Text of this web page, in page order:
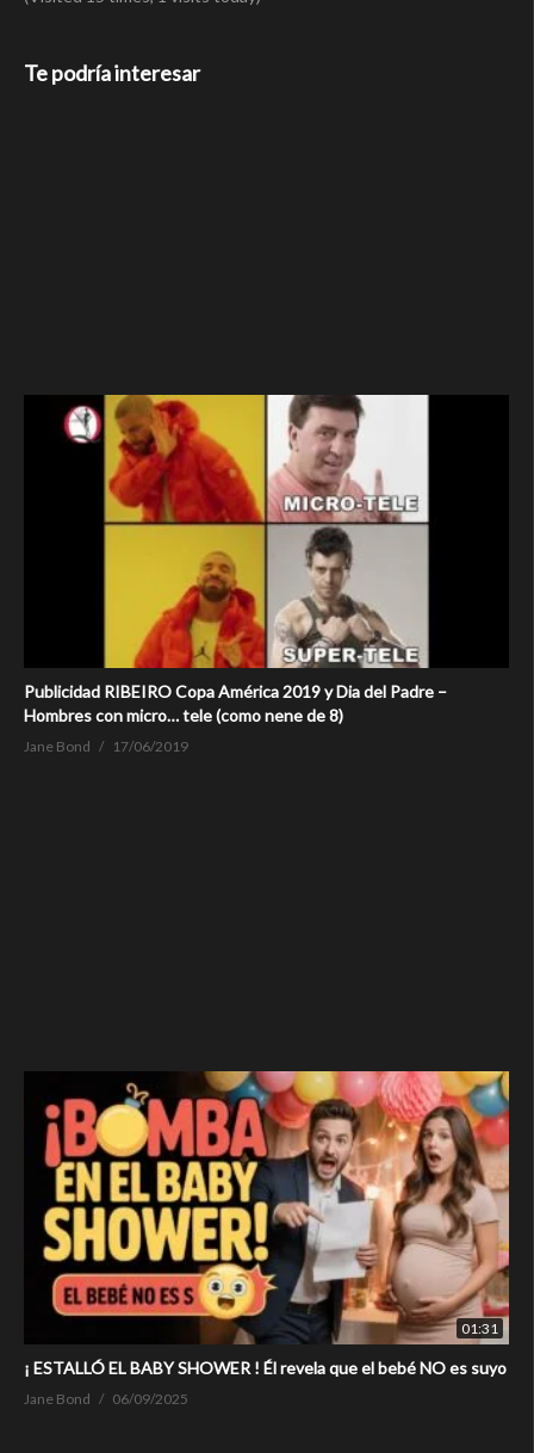
Te podría interesar
Publicidad RIBEIRO Copa América 2019 y Dia del Padre –
Hombres con micro… tele (como nene de 8)
Jane Bond 17/06/2019
01:31
¡ ESTALLÓ EL BABY SHOWER ! Él revela que el bebé NO es suyo
Jane Bond 06/09/2025